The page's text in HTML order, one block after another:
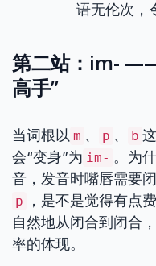
语无伦次，
第二站：im-
高手”
当词根以 m 、 p 、 b
会“变身”为 im- 。为
音，发音时嘴唇需要
p ，是不是觉得有点
自然地从闭合到闭合
率的体现。